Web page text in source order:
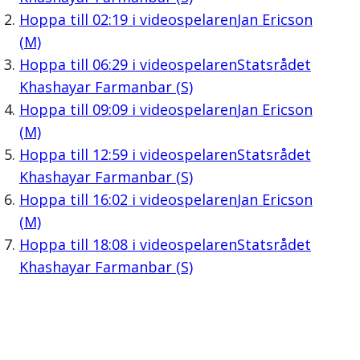
Hoppa till 02:19i videospelarenJan Ericson
(M)
Hoppa till 06:29i videospelarenStatsrådet
Khashayar Farmanbar (S)
Hoppa till 09:09i videospelarenJan Ericson
(M)
Hoppa till 12:59i videospelarenStatsrådet
Khashayar Farmanbar (S)
Hoppa till 16:02 i videospelarenJan Ericson
(M)
Hoppa till 18:08i videospelarenStatsrådet
Khashayar Farmanbar (S)